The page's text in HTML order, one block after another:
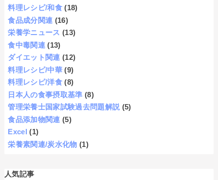
料理レシピ/和食 (18)
食品成分関連 (16)
栄養学ニュース (13)
食中毒関連 (13)
ダイエット関連 (12)
料理レシピ/中華 (9)
料理レシピ/洋食 (8)
日本人の食事摂取基準 (8)
管理栄養士国家試験過去問題解説 (5)
食品添加物関連 (5)
Excel (1)
栄養素関連/炭水化物 (1)
人気記事